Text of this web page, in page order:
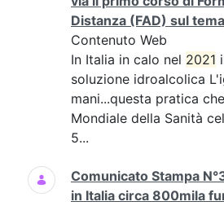
Distanza (FAD) sul tema
Contenuto Web
In Italia in calo nel 2021
soluzione idroalcolica
mani...questa pratica
Mondiale della Sanità
5...
Comunicato Stampa
in Italia circa 800mila